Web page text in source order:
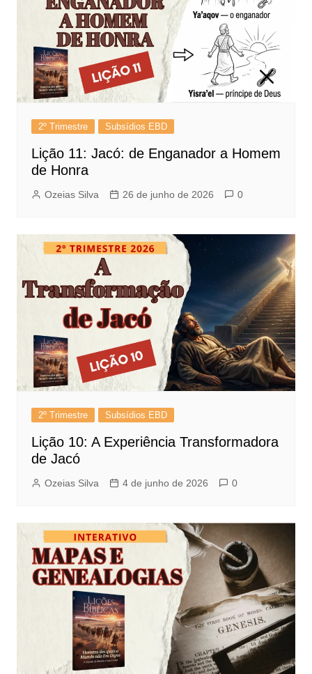
2º Trimestre Subsídios EBD
Lição 11: Jacó: de Enganador a Homem
de Honra
Ozeias Silva 26 de junho de 2026 0
2º Trimestre Subsídios EBD
Lição 10: A Experiência Transformadora
de Jacó
Ozeias Silva 4 de junho de 2026 0